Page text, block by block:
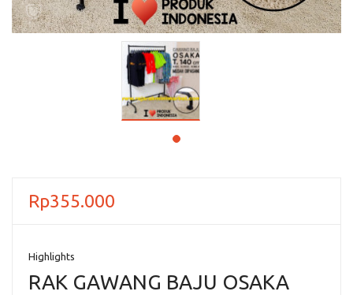
Rp355.000
Highlights
RAK GAWANG BAJU OSAKA